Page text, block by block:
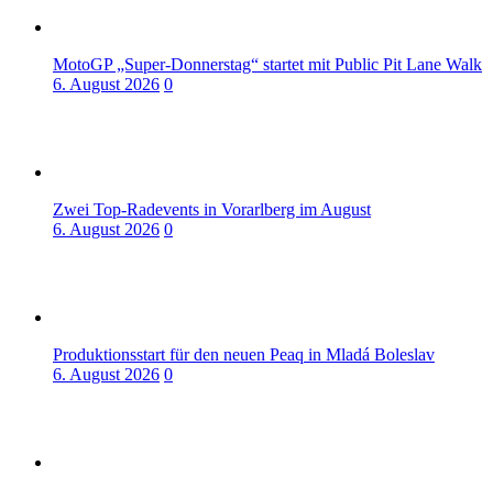
MotoGP „Super-Donnerstag“ startet mit Public Pit Lane Walk
6. August 2026 0
Zwei Top-Radevents in Vorarlberg im August
6. August 2026 0
Produktionsstart für den neuen Peaq in Mladá Boleslav
6. August 2026 0